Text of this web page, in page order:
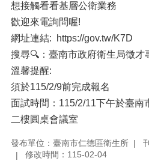
想接觸看看基層公衛業務
歡迎來電詢問喔!
網址連結: https://gov.tw/K7D
搜尋🔍：臺南市政府衛生局徵才
溫馨提醒:
須於115/2/9前完成報名
面試時間：115/2/11下午於臺南
二樓圓桌會議室
發布單位：臺南市仁德區衛生所
修改時間：115-02-04